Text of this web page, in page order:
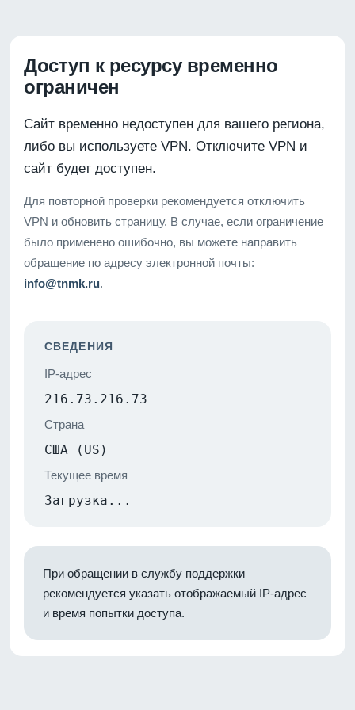
Доступ к ресурсу временно
ограничен
Сайт временно недоступен для вашего региона,
либо вы используете VPN. Отключите VPN и
сайт будет доступен.
Для повторной проверки рекомендуется отключить
VPN и обновить страницу. В случае, если ограничение
было применено ошибочно, вы можете направить
обращение по адресу электронной почты:
info@tnmk.ru.
СВЕДЕНИЯ
IP-адрес
216.73.216.73
Страна
США (US)
Текущее время
Загрузка...
При обращении в службу поддержки
рекомендуется указать отображаемый IP-адрес
и время попытки доступа.